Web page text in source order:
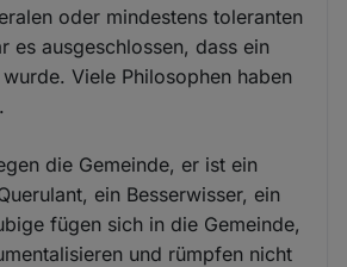
oder mindestens toleranten
es ausgeschlossen, dass ein
Viele Philosophen haben
die Gemeinde, er ist ein
ein Besserwisser, ein
fügen sich in die Gemeinde,
und rümpfen nicht